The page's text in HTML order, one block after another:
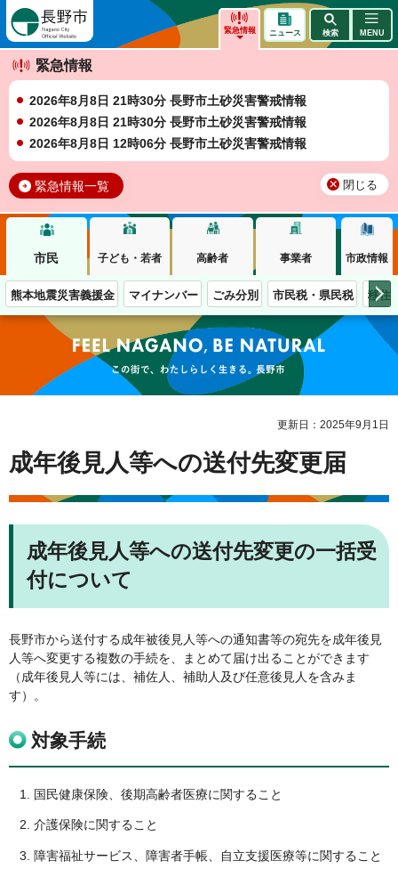
緊急情報
緊急情報
2026年8月8日 21時30分 長野市土砂災害警戒情報
2026年8月8日 21時30分 長野市土砂災害警戒情報
2026年8月8日 12時06分 長野市土砂災害警戒情報
緊急情報一覧 閉じる
ニュース 検索 MENU
市民 子ども・若者 高齢者 事業者 市政情報
熊本地震災害義援金 マイナンバー ごみ分別 市民税・県民税 移住
この街で、わたしらしく生きる。長野市
更新日：2025年9月1日
成年後見人等への送付先変更届
成年後見人等への送付先変更の一括受
付について
長野市から送付する成年被後見人等への通知書等の宛先を成年後見
人等へ変更する複数の手続を、まとめて届け出ることができます
（成年後見人等には、補佐人、補助人及び任意後見人を含みま
す）。
対象手続
国民健康保険、後期高齢者医療に関すること
介護保険に関すること
障害福祉サービス、障害者手帳、自立支援医療等に関すること